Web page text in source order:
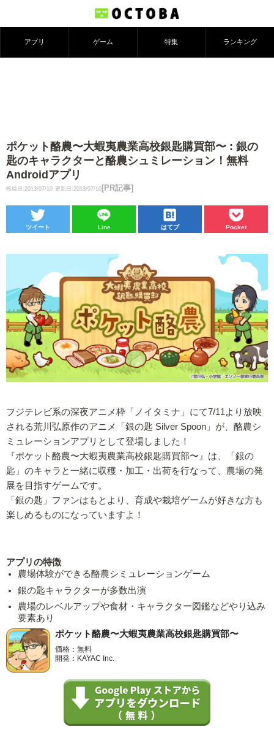
アプリ ゲーム 特集 ランキング
ポケット酪農〜大蝦夷農業高校銀匙購買部〜 : 銀の
匙のキャラクターと酪農シュミレーション！無料
Androidアプリ
投稿日:2013/07/10 更新日:2013/07/10 [PR記事]
ツイート Line はてブ Pocket
フジテレビ系の深夜アニメ枠「ノイタミナ」にて7/11より放映
される荒川弘原作のアニメ「銀の匙 Silver Spoon」が、酪農シ
ミュレーションアプリとして登場しました！
『ポケット酪農〜大蝦夷農業高校銀匙購買部〜』は、「銀の
匙」のキャラと一緒に収穫・加工・出荷を行なって、農場の発
展を目指すゲームです。
「銀の匙」ファンはもとより、育成や栽培ゲームが好きな方も
楽しめるものになっていますよ！
アプリの特徴
農場体験ができる酪農シミュレーションゲーム
銀の匙キャラクターが多数出演
農場のレベルアップや食材・キャラクター図鑑などやり込み
要素あり
ポケット酪農〜大蝦夷農業高校銀匙購買部〜
価格：無料
開発：KAYAC Inc.